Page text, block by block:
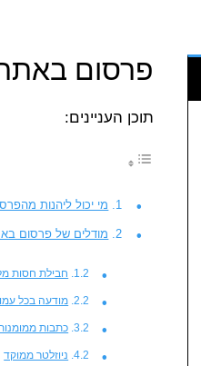
פרסום
תוכן העניינים:
מי יכול ליהנות
מודלים של פרסום
חבילת חסות
מודעה בכל
כתבות ממומנות
ניוזלטר ממוקד